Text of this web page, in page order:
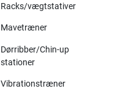
Racks/vægtstativer
Mavetræner
Dørribber/Chin-up
stationer
Vibrationstræner